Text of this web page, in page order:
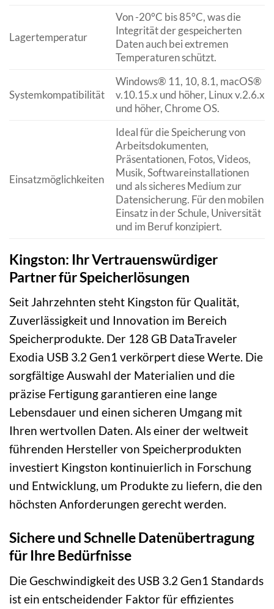
Lagertemperatur
Von -20°C bis 85°C, was die
Integrität der gespeicherten
Daten auch bei extremen
Temperaturen schützt.
Systemkompatibilität
Windows® 11, 10, 8.1, macOS®
v.10.15.x und höher, Linux v.2.6.x
und höher, Chrome OS.
Einsatzmöglichkeiten
Ideal für die Speicherung von
Arbeitsdokumenten,
Präsentationen, Fotos, Videos,
Musik, Softwareinstallationen
und als sicheres Medium zur
Datensicherung. Für den mobilen
Einsatz in der Schule, Universität
und im Beruf konzipiert.
Kingston: Ihr Vertrauenswürdiger
Partner für Speicherlösungen
Seit Jahrzehnten steht Kingston für Qualität,
Zuverlässigkeit und Innovation im Bereich
Speicherprodukte. Der 128 GB DataTraveler
Exodia USB 3.2 Gen1 verkörpert diese Werte. Die
sorgfältige Auswahl der Materialien und die
präzise Fertigung garantieren eine lange
Lebensdauer und einen sicheren Umgang mit
Ihren wertvollen Daten. Als einer der weltweit
führenden Hersteller von Speicherprodukten
investiert Kingston kontinuierlich in Forschung
und Entwicklung, um Produkte zu liefern, die den
höchsten Anforderungen gerecht werden.
Sichere und Schnelle Datenübertragung
für Ihre Bedürfnisse
Die Geschwindigkeit des USB 3.2 Gen1 Standards
ist ein entscheidender Faktor für effizientes